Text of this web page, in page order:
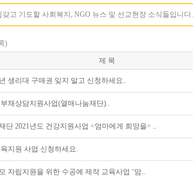
갖고 기도할 사회복지, NGO 뉴스 및 선교현장 소식들입니다.
)
제 목
생리대 구매권 잊지 말고 신청하세요..
채상담지원사업(열매나눔재단)..
단 2021년도 건강지원사업 <엄마에게 희망을> ..
지원 사업 신청하세요.
자립지원을 위한 수공예 제작 교육사업 ‘맘..